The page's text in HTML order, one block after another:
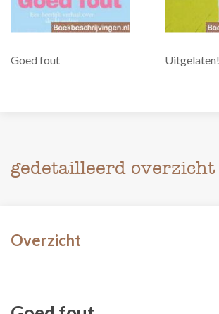
Goed fout Uitgelaten!
gedetailleerd overzicht
Overzicht